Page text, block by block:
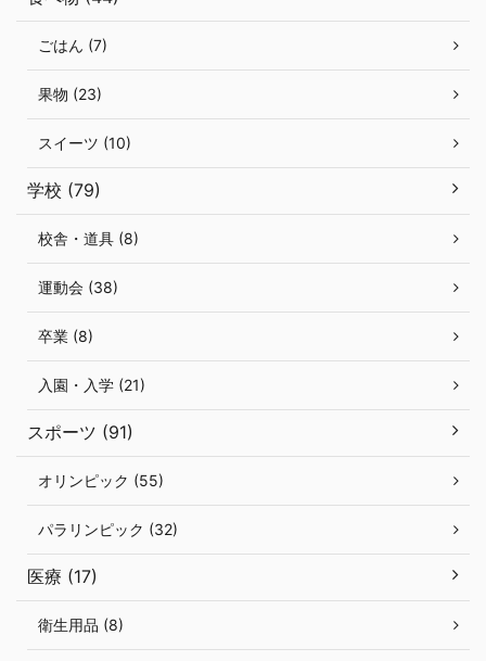
ごはん (7)
果物 (23)
スイーツ (10)
学校 (79)
校舎・道具 (8)
運動会 (38)
卒業 (8)
入園・入学 (21)
スポーツ (91)
オリンピック (55)
パラリンピック (32)
医療 (17)
衛生用品 (8)